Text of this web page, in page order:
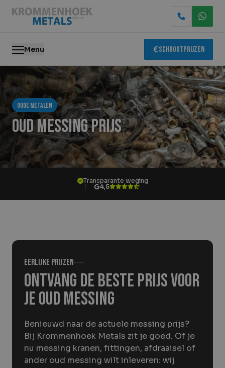
Menu Schrootprijzen
Oude metalen
Elektronica recycling
Slopen & demontage
Katalysator recycling
Werken bij
NL
Oude metalen
Oud messing prijs
Transparante weging
4,5
Eerlijke prijzen
Ontvang de beste prijs voor
je oud messing
Benieuwd naar de actuele messing prijs?
Bij Krommenhoek Metals zit je goed. Of je
nu messing kranen, fittingen, afdraaisel of
ander oud messing wilt inleveren: wij